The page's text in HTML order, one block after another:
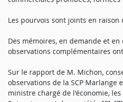
Les pourvois sont joints en raison
Des mémoires, en demande et en
observations complémentaires
Sur le rapport de M. Michon,
observations de la SCP Marlange
ministre chargé de l'économie, les